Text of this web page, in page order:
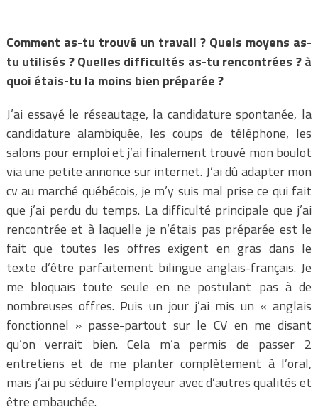
Comment as-tu trouvé un travail ? Quels moyens as-
tu utilisés ? Quelles difficultés as-tu rencontrées ? à
quoi étais-tu la moins bien préparée ?
J’ai essayé le réseautage, la candidature spontanée, la
candidature alambiquée, les coups de téléphone, les
salons pour emploi et j’ai finalement trouvé mon boulot
via une petite annonce sur internet. J’ai dû adapter mon
cv au marché québécois, je m’y suis mal prise ce qui fait
que j’ai perdu du temps. La difficulté principale que j’ai
rencontrée et à laquelle je n’étais pas préparée est le
fait que toutes les offres exigent en gras dans le
texte d’être parfaitement bilingue anglais-français. Je
me bloquais toute seule en ne postulant pas à de
nombreuses offres. Puis un jour j’ai mis un « anglais
fonctionnel » passe-partout sur le CV en me disant
qu’on verrait bien. Cela m’a permis de passer 2
entretiens et de me planter complètement à l’oral,
mais j’ai pu séduire l’employeur avec d’autres qualités et
être embauchée.